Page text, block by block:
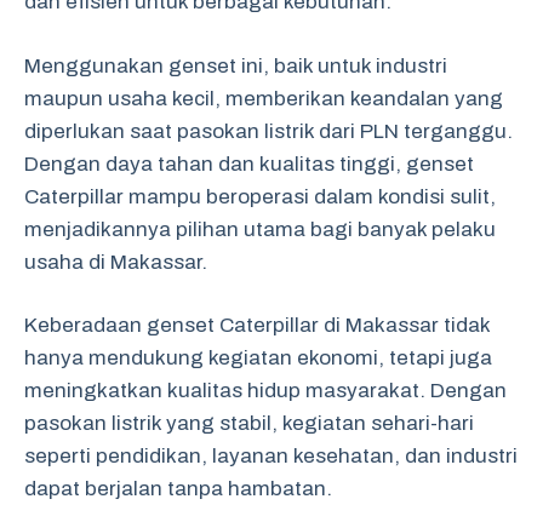
Menggunakan genset ini, baik untuk industri
maupun usaha kecil, memberikan keandalan yang
diperlukan saat pasokan listrik dari PLN terganggu.
Dengan daya tahan dan kualitas tinggi, genset
Caterpillar mampu beroperasi dalam kondisi sulit,
menjadikannya pilihan utama bagi banyak pelaku
usaha di Makassar.
Keberadaan genset Caterpillar di Makassar tidak
hanya mendukung kegiatan ekonomi, tetapi juga
meningkatkan kualitas hidup masyarakat. Dengan
pasokan listrik yang stabil, kegiatan sehari-hari
seperti pendidikan, layanan kesehatan, dan industri
dapat berjalan tanpa hambatan.